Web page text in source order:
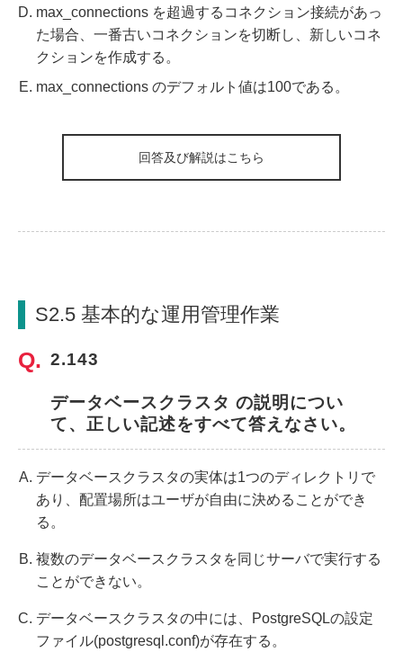
max_connections を超過するコネクション接続があっ
た場合、一番古いコネクションを切断し、新しいコネ
クションを作成する。
max_connections のデフォルト値は100である。
回答及び解説はこちら
S2.5 基本的な運用管理作業
2.143
データベースクラスタ の説明につい
て、正しい記述をすべて答えなさい。
データベースクラスタの実体は1つのディレクトリで
あり、配置場所はユーザが自由に決めることができ
る。
複数のデータベースクラスタを同じサーバで実行する
ことができない。
データベースクラスタの中には、PostgreSQLの設定
ファイル(postgresql.conf)が存在する。